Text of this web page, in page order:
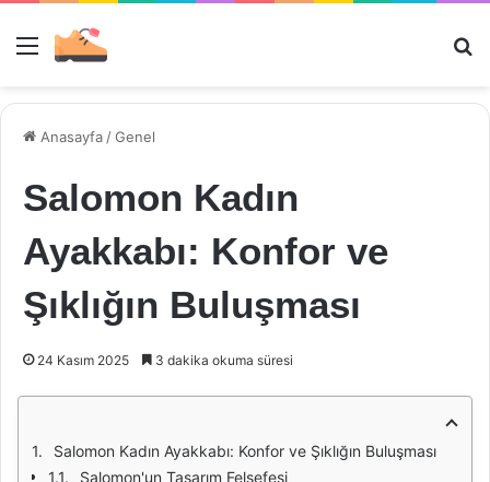
Menü
Anasayfa /Genel
Salomon Kadın
Ayakkabı: Konfor ve
Şıklığın Buluşması
24 Kasım 2025 3 dakika okuma süresi
Salomon Kadın Ayakkabı: Konfor ve Şıklığın Buluşması
Salomon'un Tasarım Felsefesi